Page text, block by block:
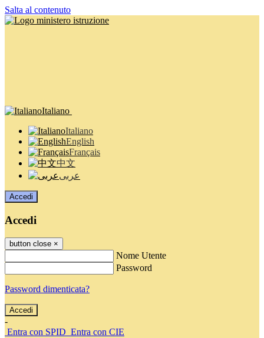
Salta al contenuto
Italiano
Italiano
English
Français
中文
عربى
Accedi
Accedi
button close ×
Nome Utente
Password
Password dimenticata?
-
Entra con SPID Entra con CIE